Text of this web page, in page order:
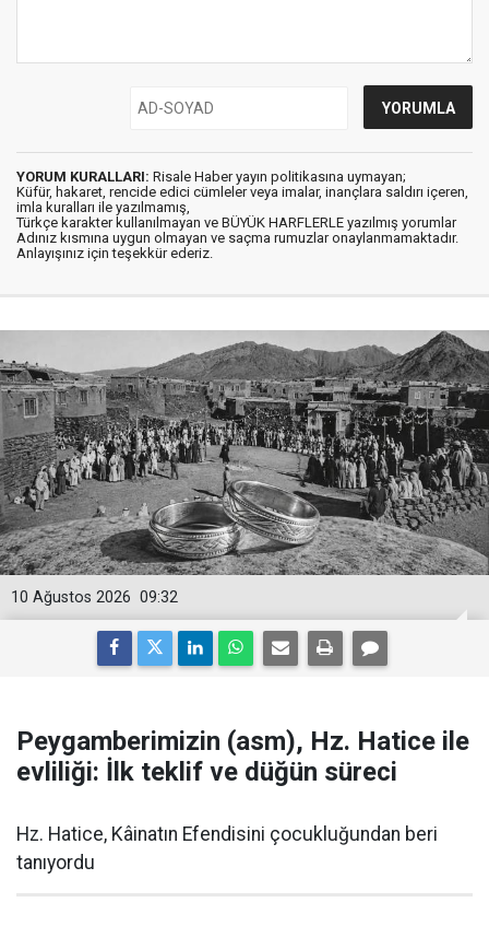
YORUM KURALLARI: Risale Haber yayın politikasına uymayan;
Küfür, hakaret, rencide edici cümleler veya imalar, inançlara saldırı içeren,
imla kuralları ile yazılmamış,
Türkçe karakter kullanılmayan ve BÜYÜK HARFLERLE yazılmış yorumlar
Adınız kısmına uygun olmayan ve saçma rumuzlar onaylanmamaktadır.
Anlayışınız için teşekkür ederiz.
09:32
10 Ağustos 2026
Peygamberimizin (asm), Hz. Hatice ile
evliliği: İlk teklif ve düğün süreci
Hz. Hatice, Kâinatın Efendisini çocukluğundan beri
tanıyordu